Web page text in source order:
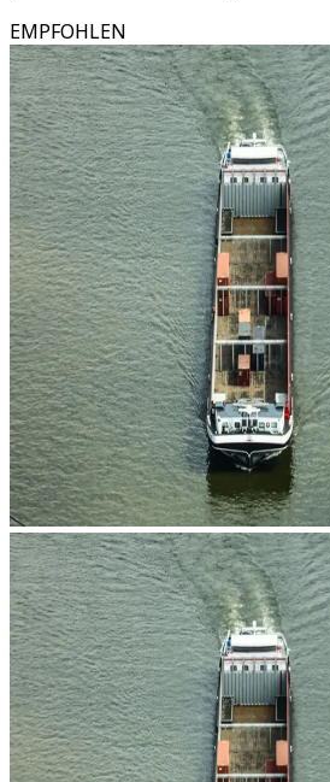
EMPFOHLEN